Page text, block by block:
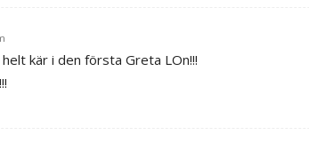
kär i den första Greta LOn!!!